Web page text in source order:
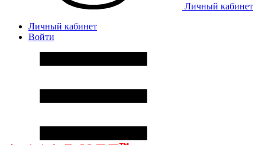
Личный кабинет
Личный кабинет
Войти